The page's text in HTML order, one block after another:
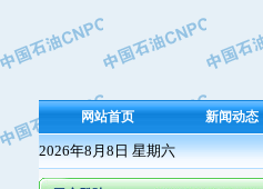
网站首页 新闻动态
2026年8月8日 星期六
·保定北奥石油物探特种车辆制造有限
·盘锦辽河油田天意石油装备有限公司
·沧州市电气控制设备厂
·中船重工中南装备有限责任公司
·南石力天传动件有限公司